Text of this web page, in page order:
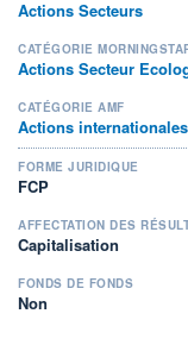
Actions Secteurs
CATÉGORIE
Actions Secteur
CATÉGORIE AMF
Actions internationales
FORME JURIDIQUE
FCP
AFFECTATION DES
Capitalisation
FONDS DE FONDS
Non